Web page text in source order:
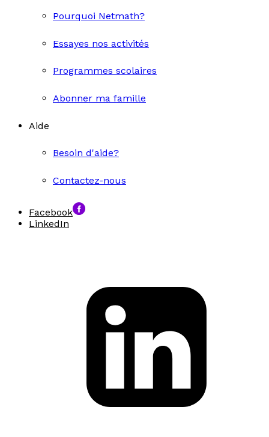
Pourquoi Netmath?
Essayes nos activités
Programmes scolaires
Abonner ma famille
Aide
Besoin d'aide?
Contactez-nous
Facebook
LinkedIn